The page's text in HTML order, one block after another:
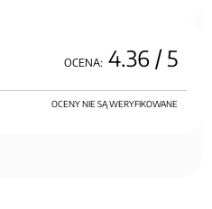
OCENA: 4.36 / 5
OCENY NIE SĄ WERYFIKOWANE